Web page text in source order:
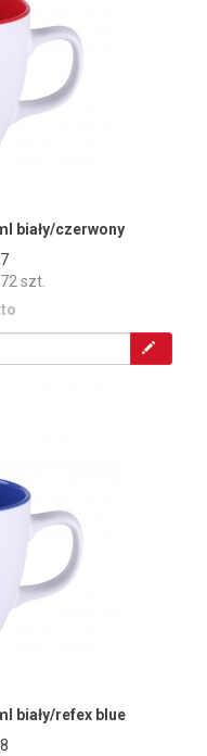
biały/czerwony
szt.
biały/refex blue